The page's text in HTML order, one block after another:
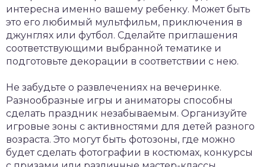
интересна именно вашему ребенку. Может быть
это его любимый мультфильм, приключения в
джунглях или футбол. Сделайте приглашения
соответствующими выбранной тематике и
подготовьте декорации в соответствии с нею.
Не забудьте о развлечениях на вечеринке.
Разнообразные игры и аниматоры способны
сделать праздник незабываемым. Организуйте
игровые зоны с активностями для детей разного
возраста. Это могут быть фотозоны, где можно
будет сделать фотографии в костюмах, конкурсы